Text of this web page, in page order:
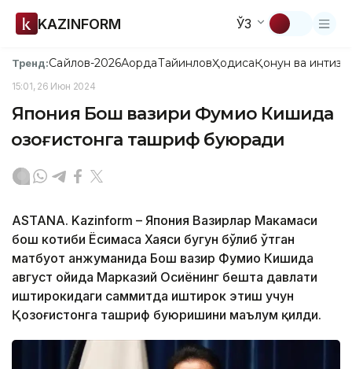
KAZINFORM ЎЗ
Тренд:Сайлов-2026АқордаТайинловҲодисаҚонун ва
15:01, 26 Июн 2024
Япония Бош вазири Фумио Кишида
Қозоғистонга ташриф буюради
ASTANA. Kazinform – Япония Вазирлар Маҳкамаси
бош котиби Ёсимаса Хаяcи бугун бўлиб ўтган
матбуот анжуманида Бош вазир Фумио Кишида
август ойида Марказий Осиёнинг бешта давлати
иштирокидаги саммитда иштирок этиш учун
Қозоғистонга ташриф буюришини маълум қилди.